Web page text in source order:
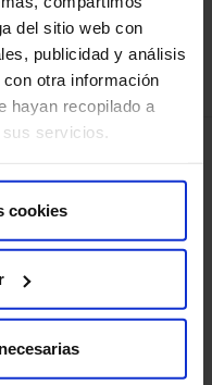
del sitio web con
publicidad y análisis
otra información
hayan recopilado a
servicios.
cookies
de manera
centro médico o
tras aceptar los